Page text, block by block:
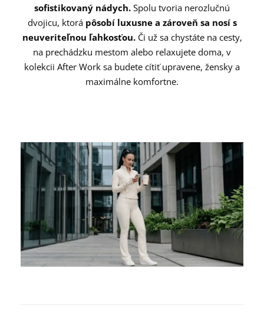
sofistikovaný nádych. Spolu tvoria nerozlučnú
dvojicu, ktorá pôsobí luxusne a zároveň sa nosí s
neuveriteľnou ľahkosťou.Či už sa chystáte na cesty,
na prechádzku mestom alebo relaxujete doma, v
kolekcii After Work sa budete cítiť upravene, žensky a
maximálne komfortne.